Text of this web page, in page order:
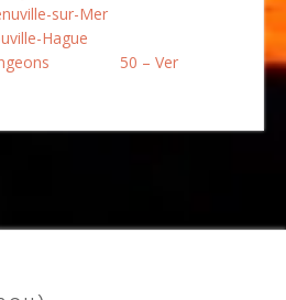
sur-Mer
Hague
50 – Ver